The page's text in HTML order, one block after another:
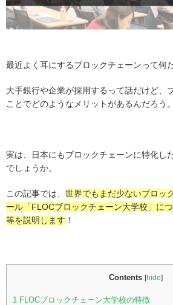
最近よく耳にするブロックチェーンって何
大手銀行や企業が採用するって話だけど、
ことでどのようなメリットがあるんだろう。
実は、日本にもブロックチェーンに特化し
でしょうか。
この記事では、 世界でもまだ少ないブロッ
ール「FLOCブロックチェーン大学校」に
等を説明します ！
Contents [hide]
1 FLOCブロックチェーン大学校の特徴